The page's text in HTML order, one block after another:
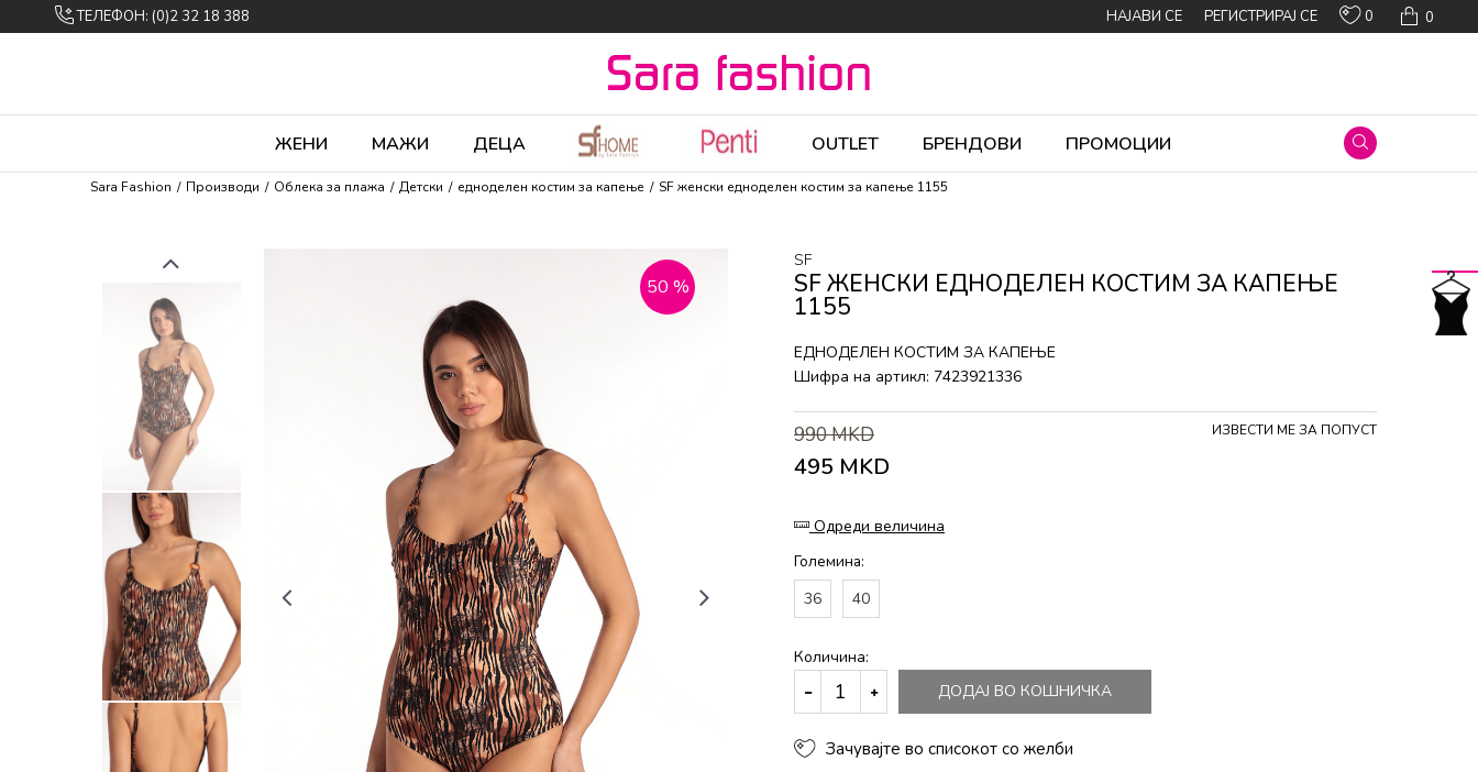
ТЕЛЕФОН: (0)2 32 18 388 0
0
НАЈАВИ СЕ РЕГИСТРИРАЈ СЕ
ЖЕНИ МАЖИ ДЕЦА OUTLET БРЕНДОВИ ПРОМОЦИИ
Sara Fashion Производи Облека за плажа Детски едноделен костим за капење SF женски едноделен костим за капење 1155
50 %
SF
SF ЖЕНСКИ ЕДНОДЕЛЕН КОСТИМ ЗА КАПЕЊЕ
1155
ЕДНОДЕЛЕН КОСТИМ ЗА КАПЕЊЕ
Шифра на артикл: 7423921336
990MKD
495 MKD
ИЗВЕСТИ МЕ ЗА ПОПУСТ
Одреди величина
Големина:
36
40
Количина:
ДОДАЈ ВО КОШНИЧКА
Зачувајте во списокот со желби